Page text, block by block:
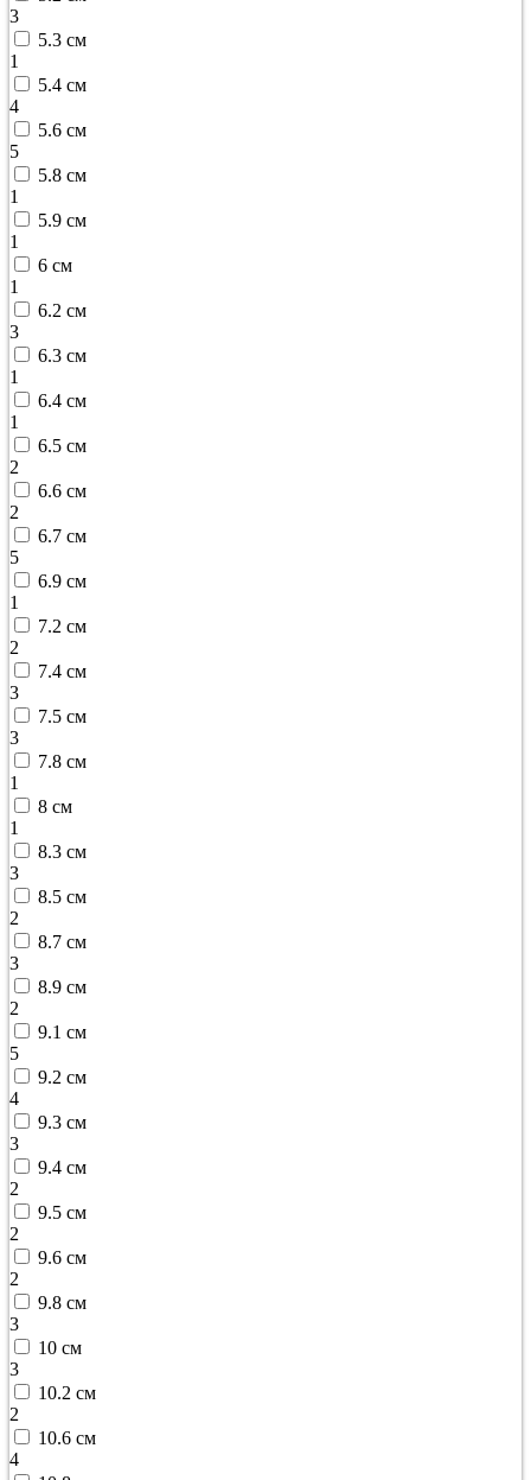
3
5.3 см
1
5.4 см
4
5.6 см
5
5.8 см
1
5.9 см
1
6 см
1
6.2 см
3
6.3 см
1
6.4 см
1
6.5 см
2
6.6 см
2
6.7 см
5
6.9 см
1
7.2 см
2
7.4 см
3
7.5 см
3
7.8 см
1
8 см
1
8.3 см
3
8.5 см
2
8.7 см
3
8.9 см
2
9.1 см
5
9.2 см
4
9.3 см
3
9.4 см
2
9.5 см
2
9.6 см
2
9.8 см
3
10 см
3
10.2 см
2
10.6 см
4